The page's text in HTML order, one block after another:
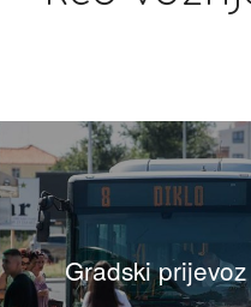
Gradski prijevoz